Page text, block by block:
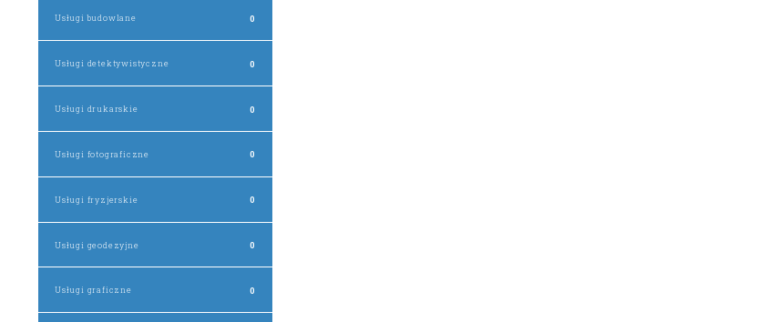
Usługi budowlane 0
Usługi detektywistyczne 0
Usługi drukarskie 0
Usługi fotograficzne 0
Usługi fryzjerskie 0
Usługi geodezyjne 0
Usługi graficzne 0